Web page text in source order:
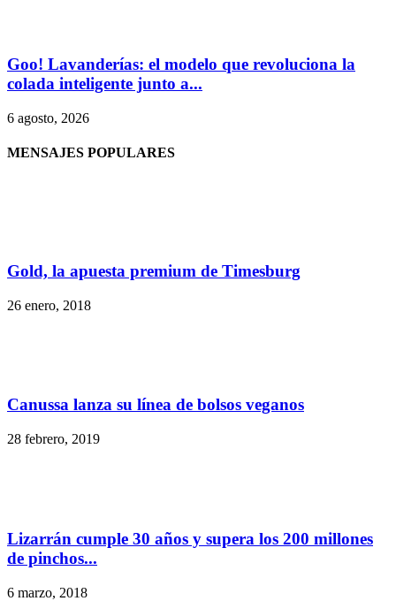
Goo! Lavanderías: el modelo que revoluciona la
colada inteligente junto a...
6 agosto, 2026
MENSAJES POPULARES
Gold, la apuesta premium de Timesburg
26 enero, 2018
Canussa lanza su línea de bolsos veganos
28 febrero, 2019
Lizarrán cumple 30 años y supera los 200 millones
de pinchos...
6 marzo, 2018